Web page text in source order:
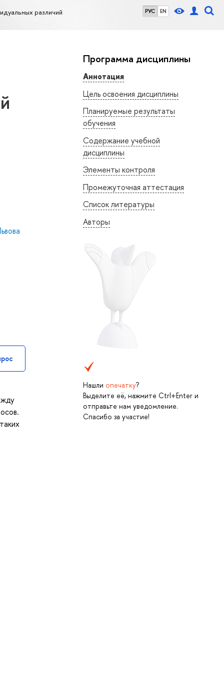
РУС EN
различий
Программа дисциплины
Аннотация
Цель освоения дисциплины
Планируемые результаты
обучения
Содержание учебной
дисциплины
Элементы контроля
Промежуточная аттестация
Список литературы
Авторы
Нашли опечатку?
Выделите её, нажмите Ctrl+Enter и
отправьте нам уведомление.
Спасибо за участие!